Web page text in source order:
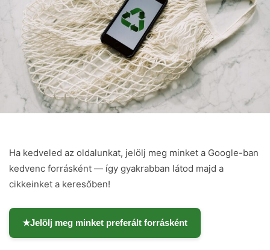
Ha kedveled az oldalunkat, jelölj meg minket a Google-ban
kedvenc forrásként — így gyakrabban látod majd a
cikkeinket a keresőben!
★Jelölj meg minket preferált forrásként